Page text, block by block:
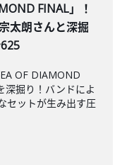
FINAL」！
太朗さんと深掘
OF DIAMOND
深掘り！バンドによ
セットが生み出す圧